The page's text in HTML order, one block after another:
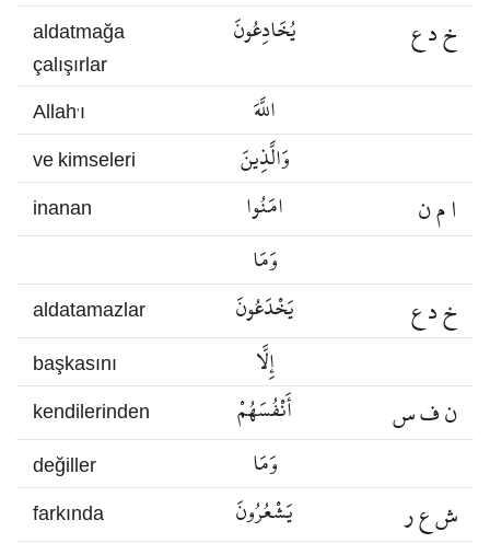
aldatmağa
çalışırlar
يُخَادِعُونَ خ د ع
Allah’ı اللَّهَ
ve kimseleri وَالَّذِينَ
inanan امَنُوا ا م ن
وَمَا
aldatamazlar يَخْدَعُونَ خ د ع
başkasını إِلَّا
kendilerinden أَنْفُسَهُمْ ن ف س
değiller وَمَا
farkında يَشْعُرُونَ ش ع ر